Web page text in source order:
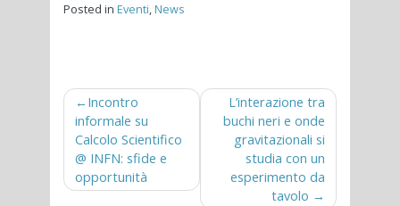
Posted in Eventi,News
Navigazione
articoli
Incontro
informale su
Calcolo Scientifico
@ INFN: sfide e
opportunità
L’interazione tra
buchi neri e onde
gravitazionali si
studia con un
esperimento da
tavolo